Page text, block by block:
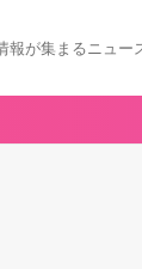
報が集まるニュー